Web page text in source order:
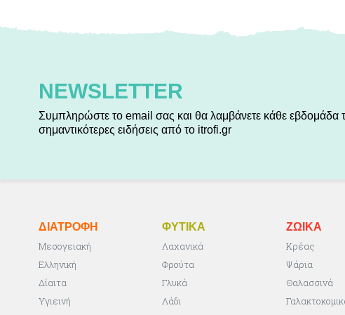
NEWSLETTER
Συμπληρώστε το email σας και θα λαμβάνετε κάθε εβδομάδα
σημαντικότερες ειδήσεις από το itrofi.gr
ΔΙΑΤΡΟΦΗ
Μεσογειακή
Ελληνική
Δίαιτα
Υγιεινή
ΦΥΤΙΚA
Λαχανικά
Φρούτα
Γλυκά
Λάδι
ΖΩΙΚA
Κρέας
Ψάρια
Θαλασσινά